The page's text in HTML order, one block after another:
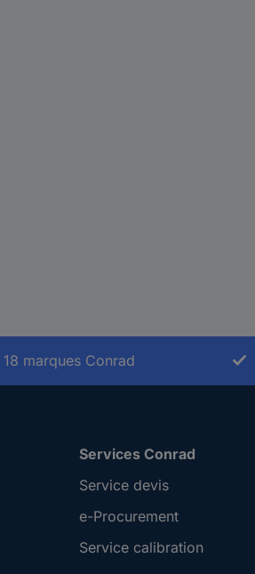
18 marques Conrad
Services Conrad
Service devis
e-Procurement
Service calibration